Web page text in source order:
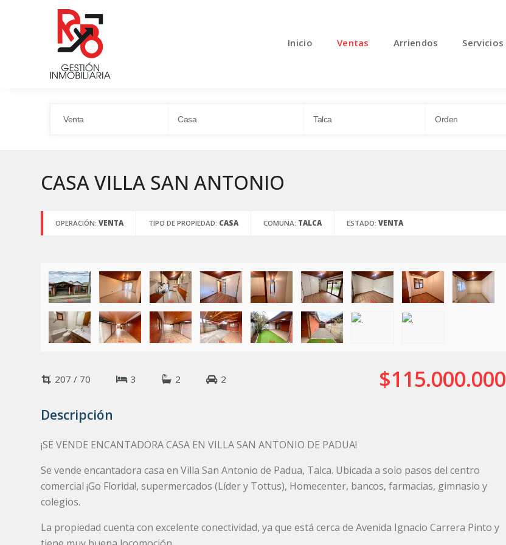
Inicio Ventas Arriendos Servicios
CASA VILLA SAN ANTONIO
OPERACIÓN: VENTA TIPO DE PROPIEDAD: CASA COMUNA: TALCA ESTADO: VENTA
207 / 70 3 2 2 $115.000.000
Descripción
¡SE VENDE ENCANTADORA CASA EN VILLA SAN ANTONIO DE PADUA!
Se vende encantadora casa en Villa San Antonio de Padua, Talca. Ubicada a solo pasos del centro
comercial ¡Go Florida!, supermercados (Líder y Tottus), Homecenter, bancos, farmacias, gimnasio y
colegios.
La propiedad cuenta con excelente conectividad, ya que está cerca de Avenida Ignacio Carrera Pinto y